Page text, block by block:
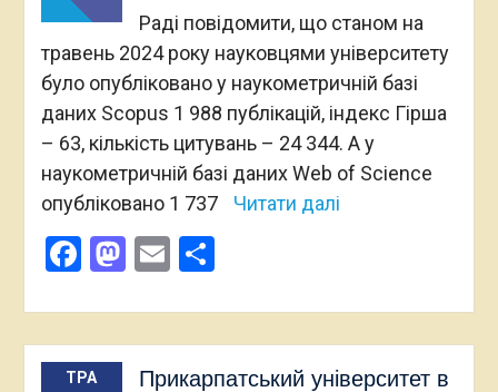
Раді повідомити, що станом на
травень 2024 року науковцями університету
було опубліковано у наукометричній базі
даних Scopus 1 988 публікацій, індекс Гірша
– 63, кількість цитувань – 24 344. А у
наукометричній базі даних Web of Science
опубліковано 1 737
Читати далі
Facebook
Mastodon
EmailПоділитися
ТРА
Прикарпатський університет в